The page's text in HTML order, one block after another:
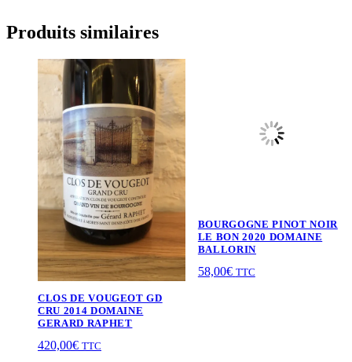
Produits similaires
CLOS DE VOUGEOT GD
CRU 2014 DOMAINE
GERARD RAPHET
420,00€ TTC
BOURGOGNE PINOT NOIR
LE BON 2020 DOMAINE
BALLORIN
58,00€ TTC